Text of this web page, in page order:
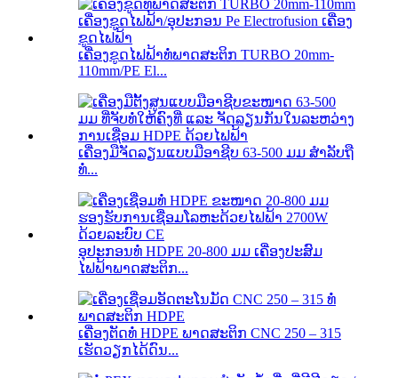
ເຄື່ອງຂູດໄຟຟ້າທໍ່ພາດສະຕິກ TURBO 20mm-
110mm/PE El...
ເຄື່ອງມືຈັດລຽນແບບມືອາຊີບ 63-500 ມມ ສຳລັບຖື
ທໍ່...
ອຸປະກອນທໍ່ HDPE 20-800 ມມ ເຄື່ອງປະສົມ
ໄຟຟ້າພາດສະຕິກ...
ເຄື່ອງຕັດທໍ່ HDPE ພາດສະຕິກ CNC 250 – 315
ເຮັດວຽກໄດ້ດົນ...